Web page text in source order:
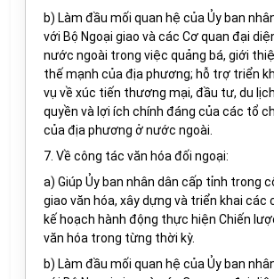
b) Làm đầu mối quan hệ của Ủy ban
với Bộ Ngoại giao và các Cơ quan đại
nước ngoài trong việc quảng bá, giới
thế mạnh của địa phương; hỗ trợ triển
vụ về xúc tiến thương mại, đầu tư, du
quyền và lợi ích chính đáng của các tổ
của địa phương ở nước ngoài.
7. Về công tác văn hóa đối ngoại:
a) Giúp Ủy ban nhân dân cấp tỉnh trong
giao văn hóa, xây dựng và triển khai các
kế hoạch hành động thực hiện Chiến
văn hóa trong từng thời kỳ.
b) Làm đầu mối quan hệ của Ủy ban